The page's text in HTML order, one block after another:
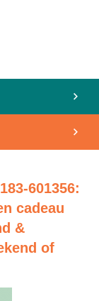
601356:
cadeau
&
of